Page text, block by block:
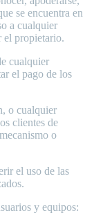
se encuentra en
a cualquier
el propietario.
cualquier
el pago de los
o cualquier
clientes de
o
el uso de las
y equipos: